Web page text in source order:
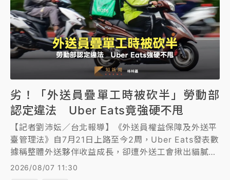
劣！「外送員疊單工時被砍半」勞動部
認定違法 Uber Eats竟強硬不甩
【記者劉沛妘／台北報導】《外送員權益保障及外送平
臺管理法》自7月21日上路至今2周，Uber Eats發表數
據稱整體外送夥伴收益成長，卻遭外送工會揪出貓膩痛
批Uber Eats「透過將疊單重疊時間除以二，大幅變相
扣減外送員工時與報酬。」勞動部對此回應，並未把每
2026/08/07 11:30